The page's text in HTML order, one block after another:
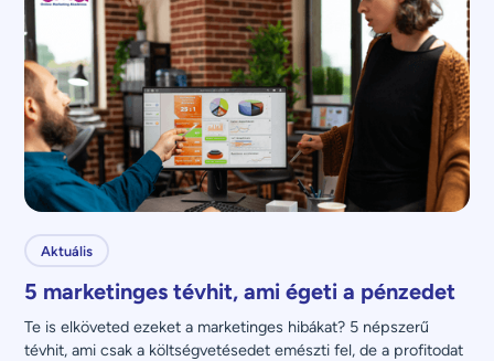
Aktuális
5 marketinges tévhit, ami égeti a pénzedet
Te is elköveted ezeket a marketinges hibákat? 5 népszerű
tévhit, ami csak a költségvetésedet emészti fel, de a profitodat